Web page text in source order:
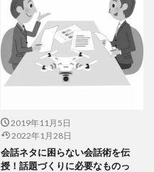
2019年11月5日
2022年1月28日
会話ネタに困らない会話術を伝
授！話題づくりに必要なものっ